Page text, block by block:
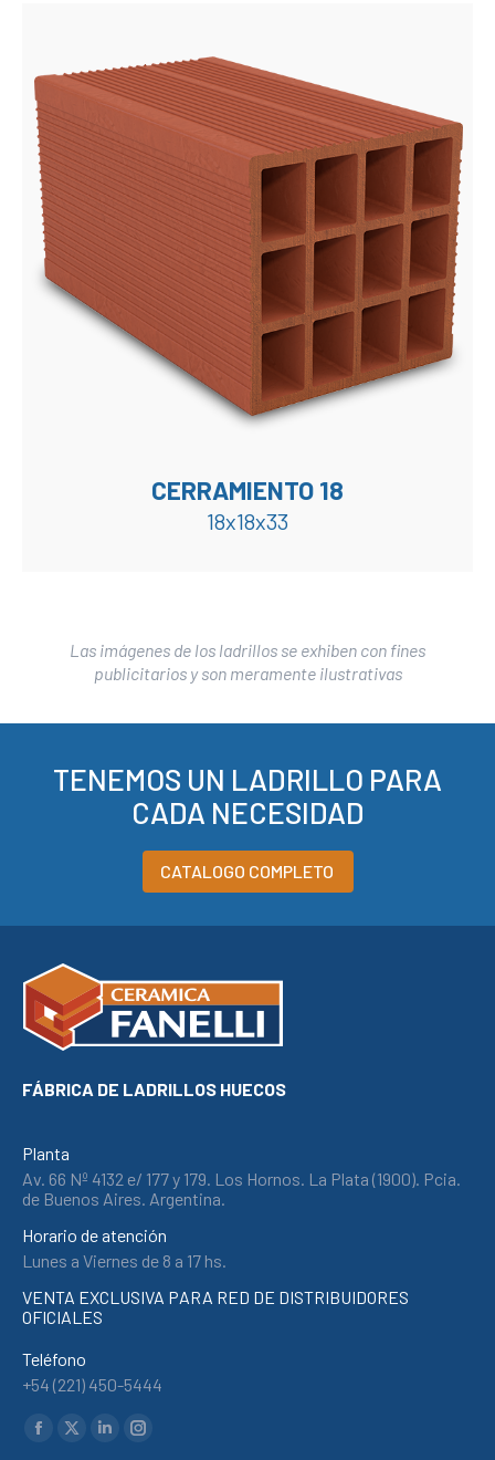
CERRAMIENTO 18
18x18x33
Las imágenes de los ladrillos se exhiben con fines
publicitarios y son meramente ilustrativas
TENEMOS UN LADRILLO PARA
CADA NECESIDAD
CATALOGO COMPLETO
FÁBRICA DE LADRILLOS HUECOS
Planta
Av. 66 Nº 4132 e/ 177 y 179. Los Hornos. La Plata (1900). Pcia.
de Buenos Aires. Argentina.
Horario de atención
Lunes a Viernes de 8 a 17 hs.
VENTA EXCLUSIVA PARA RED DE DISTRIBUIDORES
OFICIALES
Teléfono
+54 (221) 450-5444
Find us on: